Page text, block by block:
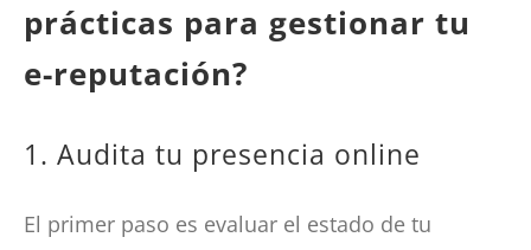
prácticas para gestionar tu
e-reputación?
1. Audita tu presencia online
El primer paso es evaluar el estado de tu